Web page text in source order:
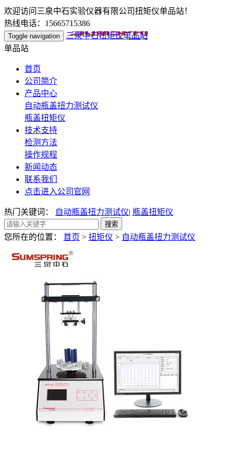
欢迎访问三泉中石实验仪器有限公司扭矩仪单品站！
热线电话：15665715386
Toggle navigation
三泉中石扭矩仪单品站
单品站
首页
公司简介
产品中心
自动瓶盖扭力测试仪
瓶盖扭矩仪
技术支持
检测方法
操作规程
新闻动态
联系我们
点击进入公司官网
热门关键词： 自动瓶盖扭力测试仪| 瓶盖扭矩仪
您所在的位置： 首页 > 扭矩仪 > 自动瓶盖扭力测试仪